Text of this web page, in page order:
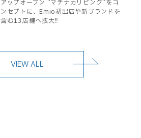
アップオープン “マチナカリビング“をコ
ンセプトに、Emio初出店や新ブランドを
含む13店舗へ拡大‼
VIEW ALL